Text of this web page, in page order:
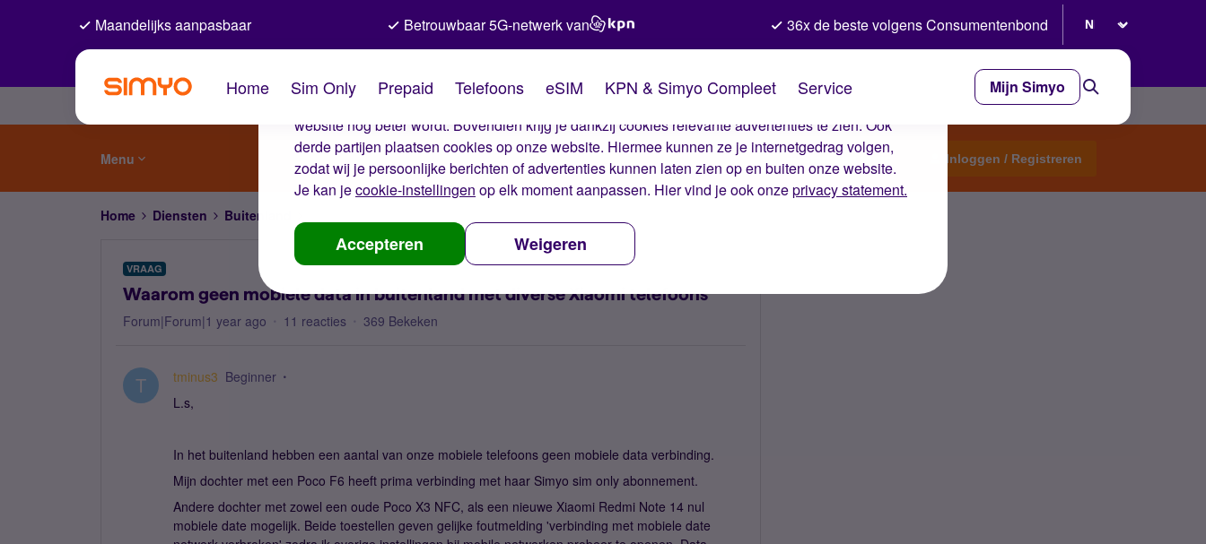
De cookies van Simyo
Wij gebruiken cookies op onze website. Met deze cookies zorgen wij ervoor dat je ervaring op de
website nog beter wordt. Bovendien krijg je dankzij cookies relevante advertenties te zien. Ook
derde partijen plaatsen cookies op onze website. Hiermee kunnen ze je internetgedrag volgen,
zodat wij je persoonlijke berichten of advertenties kunnen laten zien op en buiten onze website.
Je kan jecookie-instellingen op elk moment aanpassen. Hier vind je ook onzeprivacy statement.
Accepteren Weigeren
Maandelijks aanpasbaar Betrouwbaar 5G-netwerk van 36x de beste volgens Consumentenbond
Home Sim Only Prepaid Telefoons eSIM KPN & Simyo Compleet Service Mijn Simyo
Menu Start een topic Inloggen / Registreren
Home Diensten Buitenland
VRAAG
Waarom geen mobiele data in buitenland met diverse Xiaomi telefoons
Forum|Forum|1 year ago 11 reacties 369 Bekeken
T tminus3 Beginner
L.s,
In het buitenland hebben een aantal van onze mobiele telefoons geen mobiele data verbinding.
Mijn dochter met een Poco F6 heeft prima verbinding met haar Simyo sim only abonnement.
Andere dochter met zowel een oude Poco X3 NFC, als een nieuwe Xiaomi Redmi Note 14 nul
mobiele date mogelijk. Beide toestellen geven gelijke foutmelding 'verbinding met mobiele date